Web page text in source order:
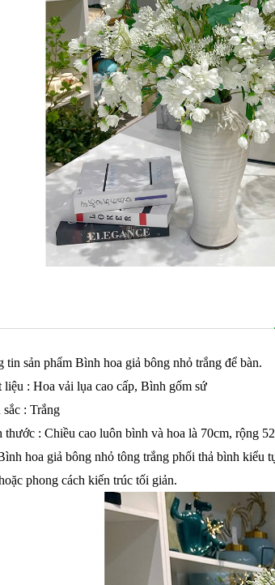
tin sản phẩm Bình hoa giả bông nhỏ trắng để bàn.
liệu : Hoa vải lụa cao cấp, Bình gốm sứ
: Trắng
thước : Chiều cao luôn bình và hoa là 70cm, rộng
hoa giả bông nhỏ tông trắng phối thả bình kiểu
phong cách kiến trúc tối giản.